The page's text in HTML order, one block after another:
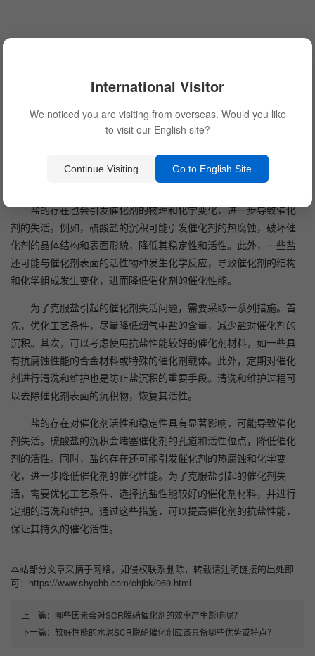
盐的存在可能导致催化剂失活的原因主要有两个方面。首先，
硫酸盐的沉积会堵塞催化剂的微观孔道和表面活性位点。催化剂的
位点，降低催化剂与反应物之间的接触效率，从而降低催化剂的活
盐的存在也会引发催化剂的物理和化学变化，进一步导致催化
剂的失活。例如，硫酸盐的沉积可能引发催化剂的热腐蚀，破坏催
化剂的晶体结构和表面形貌，降低其稳定性和活性。此外，一些盐
还可能与催化剂表面的活性物种发生化学反应，导致催化剂的结构
和化学组成发生变化，进而降低催化剂的催化性能。
为了克服盐引起的催化剂失活问题，需要采取一系列措施。首
先，优化工艺条件，尽量降低烟气中盐的含量，减少盐对催化剂的
沉积。其次，可以考虑使用抗盐性能较好的催化剂材料，如一些具
有抗腐蚀性能的合金材料或特殊的催化剂载体。此外，定期对催化
剂进行清洗和维护也是防止盐沉积的重要手段。清洗和维护过程可
以去除催化剂表面的沉积物，恢复其活性。
盐的存在对催化剂活性和稳定性具有显著影响，可能导致催化
剂失活。硫酸盐的沉积会堵塞催化剂的孔道和活性位点，降低催化
剂的活性。同时，盐的存在还可能引发催化剂的热腐蚀和化学变
化，进一步降低催化剂的催化性能。为了克服盐引起的催化剂失
活，需要优化工艺条件、选择抗盐性能较好的催化剂材料，并进行
定期的清洗和维护。通过这些措施，可以提高催化剂的抗盐性能，
保证其持久的催化活性。
本站部分文章采摘于网络，如侵权联系删除，转载请注明链接的出处即
可：https://www.shychb.com/chjbk/969.html
上一篇： ​哪些因素会对SCR脱硝催化剂的效率产生影响呢？
下一篇： 较好性能的水泥SCR脱硝催化剂应该具备哪些优势或特点？
International Visitor
We noticed you are visiting from overseas. Would you like
to visit our English site?
Continue Visiting Go to English Site